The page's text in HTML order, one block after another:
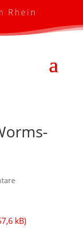
Rhein